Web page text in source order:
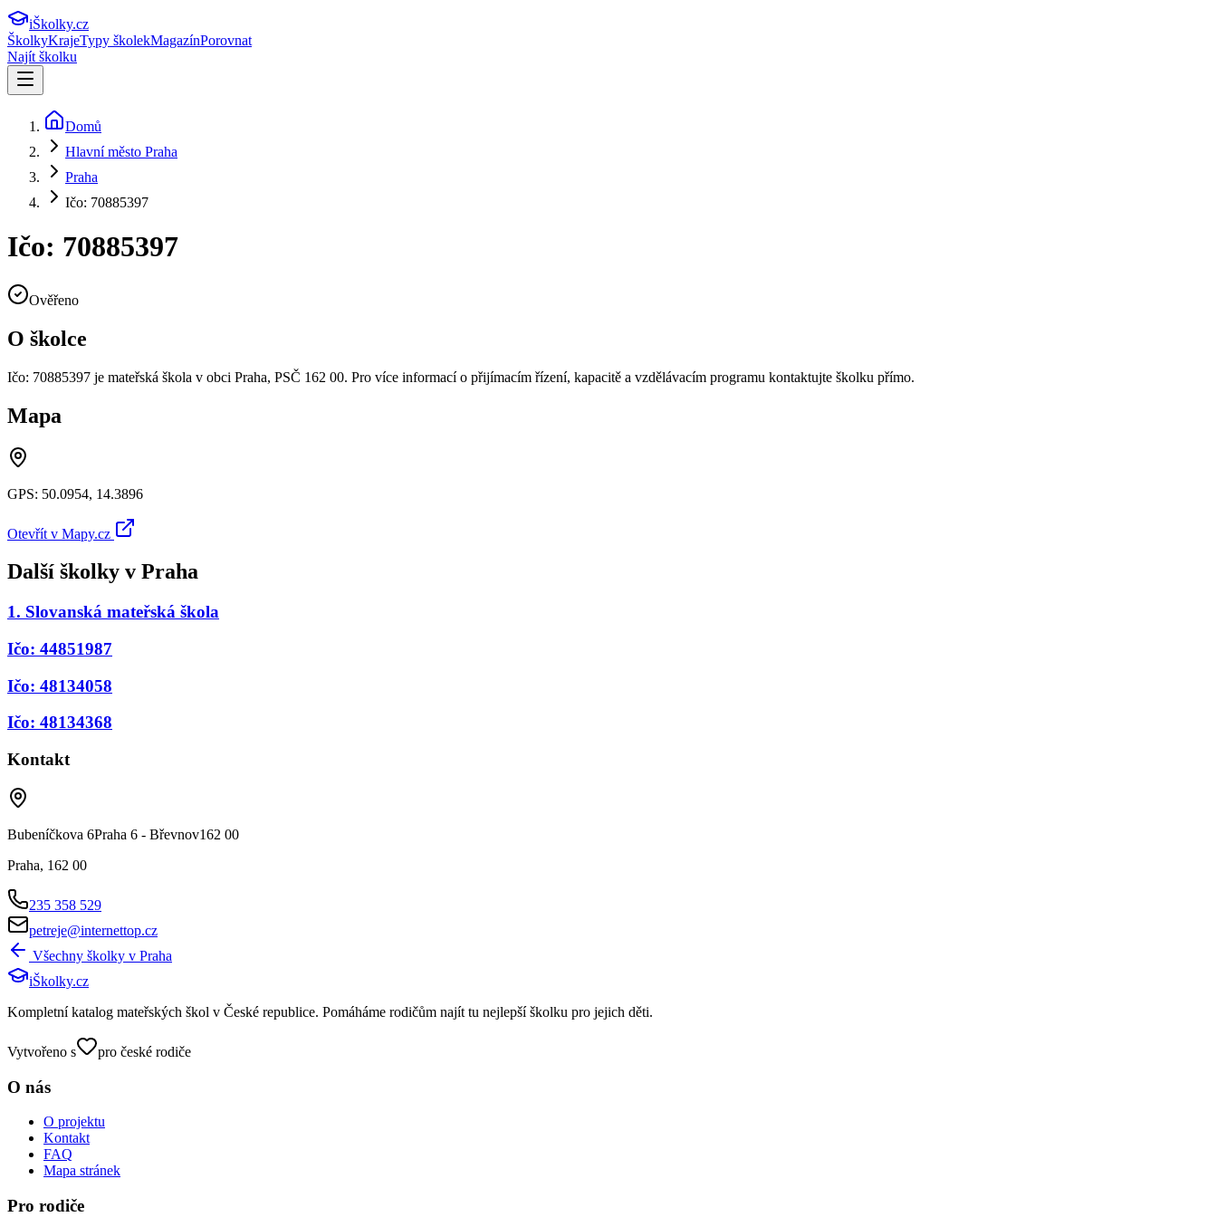
iŠkolky.cz
ŠkolkyKrajeTypy školekMagazínPorovnat
Najít školku
Domů
Hlavní město Praha
Praha
Ičo: 70885397
Ičo: 70885397
Ověřeno
O školce
Ičo: 70885397 je mateřská škola v obci Praha, PSČ 162 00. Pro více informací o přijímacím řízení, kapacitě a vzdělávacím programu kontaktujte školku přímo.
Mapa
GPS: 50.0954, 14.3896
Otevřít v Mapy.cz
Další školky v Praha
1. Slovanská mateřská škola
Ičo: 44851987
Ičo: 48134058
Ičo: 48134368
Kontakt
Bubeníčkova 6Praha 6 - Břevnov162 00
Praha, 162 00
235 358 529
petreje@internettop.cz
Všechny školky v Praha
iŠkolky.cz
Kompletní katalog mateřských škol v České republice. Pomáháme rodičům najít tu nejlepší školku pro jejich děti.
Vytvořeno s pro české rodiče
O nás
O projektu
Kontakt
FAQ
Mapa stránek
Pro rodiče